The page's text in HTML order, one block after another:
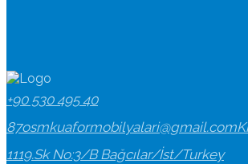
+90 530 495 40
87osmkuaformobilyalari@gmail.com
1119.Sk No:3/B Bağcılar/İst/Turkey